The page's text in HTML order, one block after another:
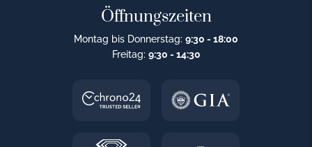
Öffnungszeiten
Montag bis Donnerstag: 9:30 - 18:00
Freitag: 9:30 - 14:30